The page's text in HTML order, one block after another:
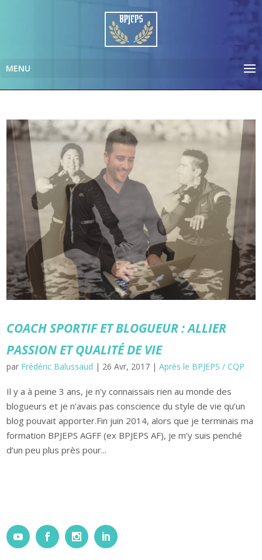
COACH SPORTIF ET BLOGUEUR : ALLIER
PASSION ET QUALITÉ DE VIE
par Frédéric Balussaud | 26 Avr, 2017 |Après le BPJEPS / CQP
Il y a à peine 3 ans, je n’y connaissais rien au monde des
blogueurs et je n’avais pas conscience du style de vie qu’un
blog pouvait apporter.Fin juin 2014, alors que je terminais ma
formation BPJEPS AGFF (ex BPJEPS AF), je m’y suis penché
d’un peu plus près pour...